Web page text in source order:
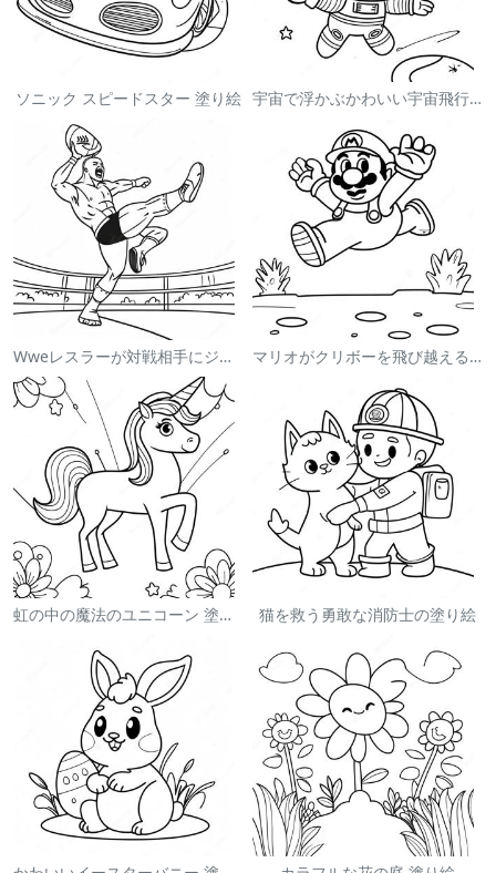
ソニック スピードスター 塗り絵 宇宙で浮かぶかわいい宇宙飛行士 塗り絵
Wweレスラーが対戦相手にジャンプする塗り絵 マリオがクリボーを飛び越える塗り絵
虹の中の魔法のユニコーン 塗り絵 猫を救う勇敢な消防士の塗り絵